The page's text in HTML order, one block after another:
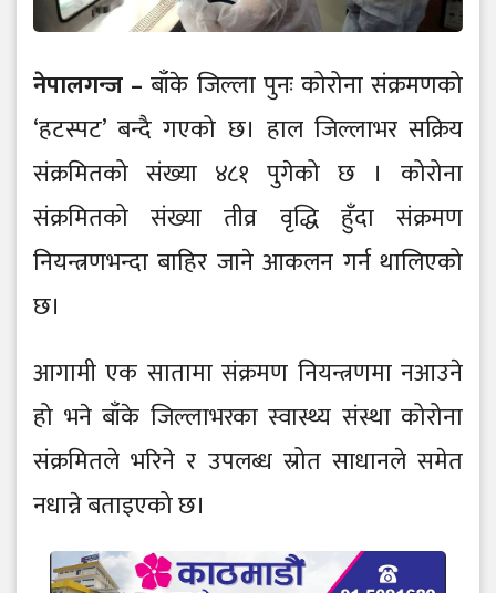
नेपालगन्ज – बाँके जिल्ला पुनः कोरोना संक्रमणको
‘हटस्पट’ बन्दै गएको छ। हाल जिल्लाभर सक्रिय
संक्रमितको संख्या ४८१ पुगेको छ । कोरोना
संक्रमितको संख्या तीव्र वृद्धि हुँदा संक्रमण
नियन्त्रणभन्दा बाहिर जाने आकलन गर्न थालिएको
छ।
आगामी एक सातामा संक्रमण नियन्त्रणमा नआउने
हो भने बाँके जिल्लाभरका स्वास्थ्य संस्था कोरोना
संक्रमितले भरिने र उपलब्ध स्रोत साधानले समेत
नधान्ने बताइएको छ।